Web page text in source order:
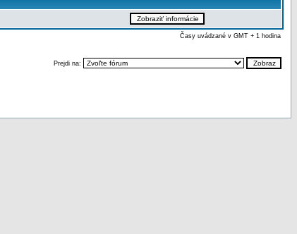
Časy uvádzané v GMT + 1 hodina
Prejdi na: